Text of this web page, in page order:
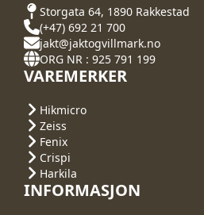
Storgata 64, 1890 Rakkestad
(+47) 692 21 700
jakt@jaktogvillmark.no
ORG NR : 925 791 199
VAREMERKER
Hikmicro
Zeiss
Fenix
Crispi
Harkila
INFORMASJON